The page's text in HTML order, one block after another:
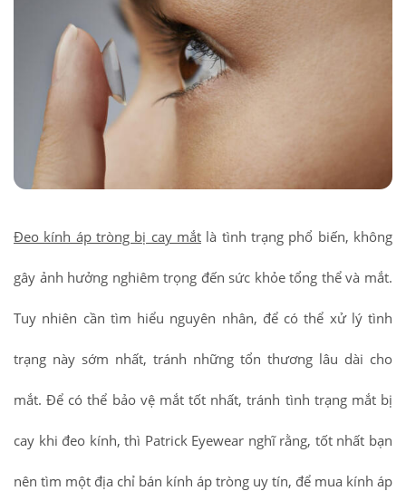
Đeo kính áp tròng bị cay mắt là tình trạng phổ biến, không
gây ảnh hưởng nghiêm trọng đến sức khỏe tổng thể và mắt.
Tuy nhiên cần tìm hiểu nguyên nhân, để có thể xử lý tình
trạng này sớm nhất, tránh những tổn thương lâu dài cho
mắt. Để có thể bảo vệ mắt tốt nhất, tránh tình trạng mắt bị
cay khi đeo kính, thì Patrick Eyewear nghĩ rằng, tốt nhất bạn
nên tìm một địa chỉ bán kính áp tròng uy tín, để mua kính áp